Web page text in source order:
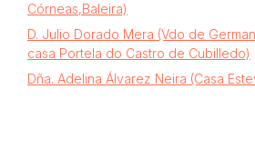
Córneas,Baleira)
D. Julio Dorado Mera (Vdo de
casa Portela do Castro de Cubilledo)
Dña. Adelina Álvarez Neira (Casa